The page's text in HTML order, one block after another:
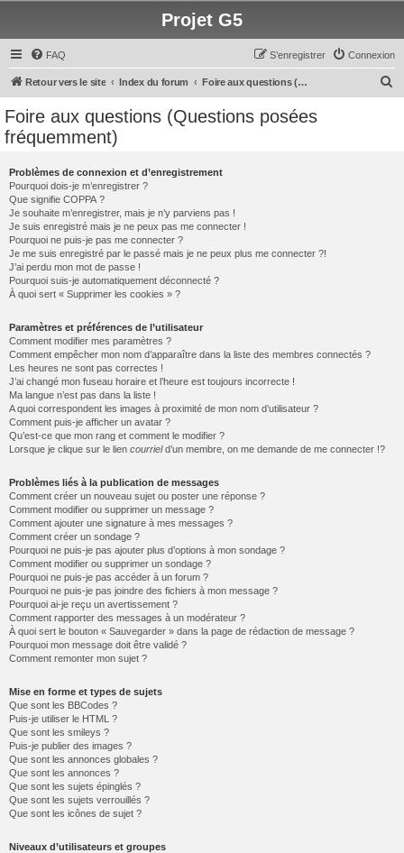
Projet G5
FAQ Connexion
S’enregistrer
Retour vers le site Index du forum Foire aux questions (Questions posées fréquemment)
Foire aux questions (Questions posées
fréquemment)
Problèmes de connexion et d’enregistrement
Pourquoi dois-je m’enregistrer ?
Que signifie COPPA ?
Je souhaite m’enregistrer, mais je n’y parviens pas !
Je suis enregistré mais je ne peux pas me connecter !
Pourquoi ne puis-je pas me connecter ?
Je me suis enregistré par le passé mais je ne peux plus me connecter ?!
J’ai perdu mon mot de passe !
Pourquoi suis-je automatiquement déconnecté ?
À quoi sert « Supprimer les cookies » ?
Paramètres et préférences de l’utilisateur
Comment modifier mes paramètres ?
Comment empêcher mon nom d’apparaître dans la liste des membres connectés ?
Les heures ne sont pas correctes !
J’ai changé mon fuseau horaire et l’heure est toujours incorrecte !
Ma langue n’est pas dans la liste !
A quoi correspondent les images à proximité de mon nom d’utilisateur ?
Comment puis-je afficher un avatar ?
Qu’est-ce que mon rang et comment le modifier ?
Lorsque je clique sur le lien courrield’un membre, on me demande de me connecter !?
Problèmes liés à la publication de messages
Comment créer un nouveau sujet ou poster une réponse ?
Comment modifier ou supprimer un message ?
Comment ajouter une signature à mes messages ?
Comment créer un sondage ?
Pourquoi ne puis-je pas ajouter plus d’options à mon sondage ?
Comment modifier ou supprimer un sondage ?
Pourquoi ne puis-je pas accéder à un forum ?
Pourquoi ne puis-je pas joindre des fichiers à mon message ?
Pourquoi ai-je reçu un avertissement ?
Comment rapporter des messages à un modérateur ?
À quoi sert le bouton « Sauvegarder » dans la page de rédaction de message ?
Pourquoi mon message doit être validé ?
Comment remonter mon sujet ?
Mise en forme et types de sujets
Que sont les BBCodes ?
Puis-je utiliser le HTML ?
Que sont les smileys ?
Puis-je publier des images ?
Que sont les annonces globales ?
Que sont les annonces ?
Que sont les sujets épinglés ?
Que sont les sujets verrouillés ?
Que sont les icônes de sujet ?
Niveaux d’utilisateurs et groupes